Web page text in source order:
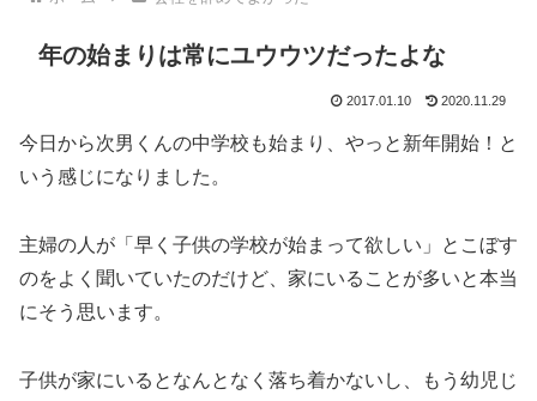
年の始まりは常にユウウツだったよな
2017.01.10 2020.11.29
今日から次男くんの中学校も始まり、やっと新年開始！と
いう感じになりました。
主婦の人が「早く子供の学校が始まって欲しい」とこぼす
のをよく聞いていたのだけど、家にいることが多いと本当
にそう思います。
子供が家にいるとなんとなく落ち着かないし、もう幼児じ